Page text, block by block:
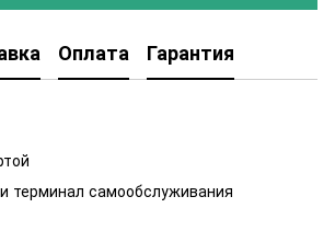
Оплата Гарантия
терминал самообслуживания